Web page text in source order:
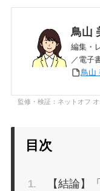
鳥山
編集・
／電子
鳥山
監修・検証：ネットオフ オ
目次
【結論】